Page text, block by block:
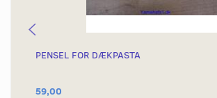
PENSEL FOR DÆKPASTA
59,00